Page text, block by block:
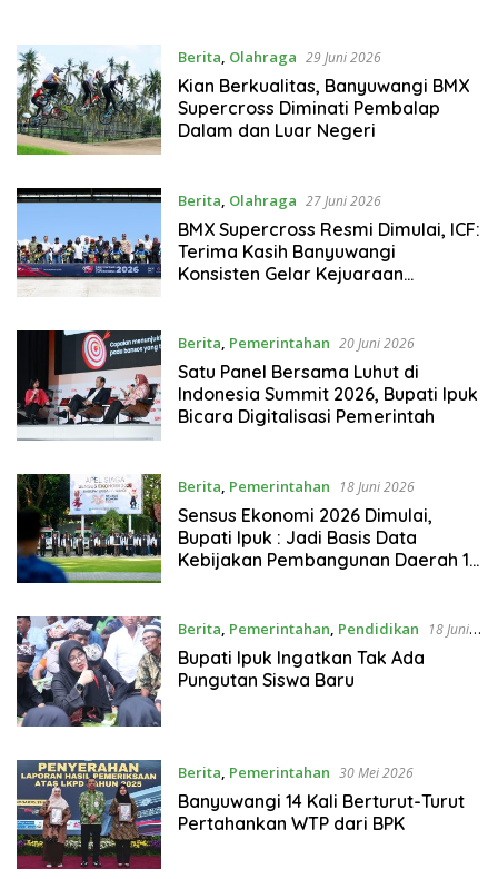
Berita, Olahraga 29 Juni 2026
Kian Berkualitas, Banyuwangi BMX
Supercross Diminati Pembalap
Dalam dan Luar Negeri
Berita, Olahraga 27 Juni 2026
BMX Supercross Resmi Dimulai, ICF:
Terima Kasih Banyuwangi
Konsisten Gelar Kejuaraan
Berita, Pemerintahan 20 Juni 2026
Satu Panel Bersama Luhut di
Indonesia Summit 2026, Bupati Ipuk
Bicara Digitalisasi Pemerintah
Berita, Pemerintahan 18 Juni 2026
Sensus Ekonomi 2026 Dimulai,
Bupati Ipuk : Jadi Basis Data
Kebijakan Pembangunan Daerah 10
Berita, Pemerintahan, Pendidikan
18 Juni
2026
Bupati Ipuk Ingatkan Tak Ada
Pungutan Siswa Baru
Berita, Pemerintahan 30 Mei 2026
Banyuwangi 14 Kali Berturut-Turut
Pertahankan WTP dari BPK